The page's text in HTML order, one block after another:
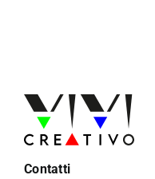
Contatti